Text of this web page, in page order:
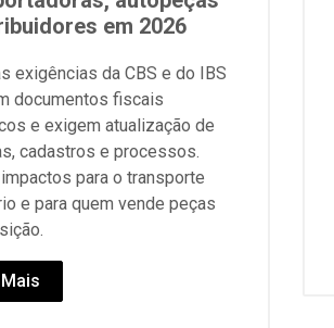
em 2026
exigências da CBS e do IBS
documentos fiscais
e exigem atualização de
cadastros e processos.
para o transporte
e para quem vende peças